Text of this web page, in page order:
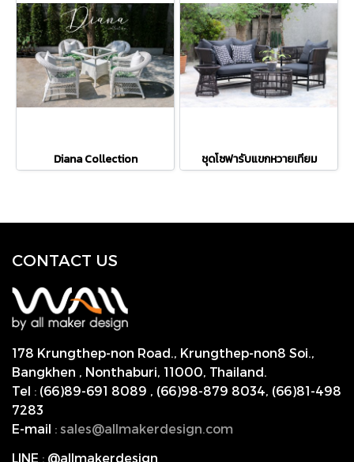
Diana Collection ชุดโซฟารับแขกหวายเทียม
CONTACT US
178 Krungthep-non Road., Krungthep-non8 Soi.,
Bangkhen , Nonthaburi, 11000, Thailand.
Tel : (66)89-691 8089 , (66)98-879 8034, (66)81-498
7283
E-mail : sales@allmakerdesign.com
LINE : @allmakerdesign